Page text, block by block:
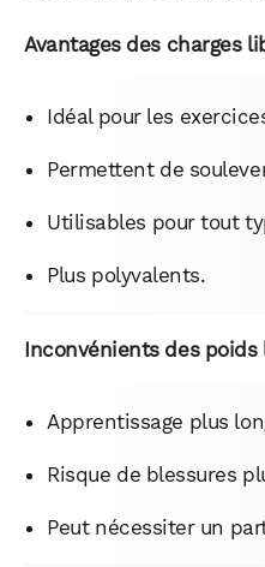
Avantages des charges
Idéal pour les
Permettent de
Utilisables pour tout
Plus polyvalents.
Inconvénients des poids
Apprentissage plus
Risque de blessures
Peut nécessiter un